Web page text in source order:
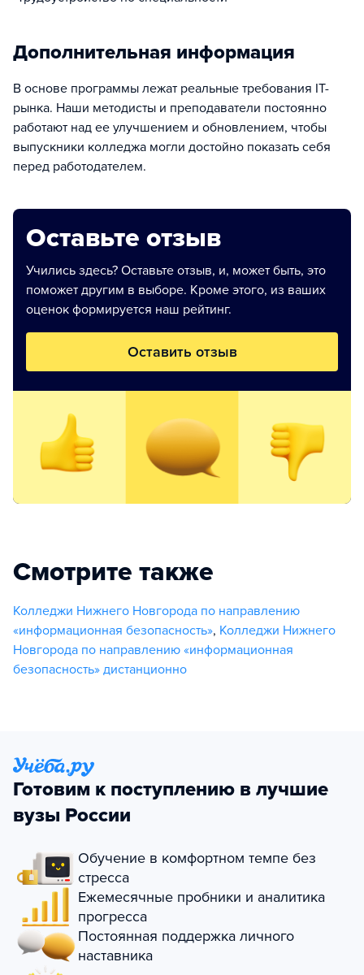
Дополнительная информация
В основе программы лежат реальные требования IT-
рынка. Наши методисты и преподаватели постоянно
работают над ее улучшением и обновлением, чтобы
выпускники колледжа могли достойно показать себя
перед работодателем.
Оставьте отзыв
Учились здесь? Оставьте отзыв, и, может быть, это
поможет другим в выборе. Кроме этого, из ваших
оценок формируется наш рейтинг.
Оставить отзыв
Смотрите также
Колледжи Нижнего Новгорода по направлению
«информационная безопасность», Колледжи Нижнего
Новгорода по направлению «информационная
безопасность» дистанционно
Готовим к поступлению в лучшие
вузы России
Обучение в комфортном темпе без
стресса
Ежемесячные пробники и аналитика
прогресса
Постоянная поддержка личного
наставника